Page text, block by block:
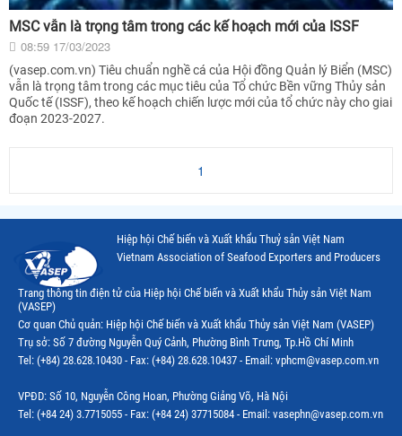
MSC vẫn là trọng tâm trong các kế hoạch mới của ISSF
08:59 17/03/2023
(vasep.com.vn) Tiêu chuẩn nghề cá của Hội đồng Quản lý Biển (MSC)
vẫn là trọng tâm trong các mục tiêu của Tổ chức Bền vững Thủy sản
Quốc tế (ISSF), theo kế hoạch chiến lược mới của tổ chức này cho giai
đoạn 2023-2027.
1
Hiệp hội Chế biến và Xuất khẩu Thuỷ sản Việt Nam
Vietnam Association of Seafood Exporters and Producers
Trang thông tin điện tử của Hiệp hội Chế biến và Xuất khẩu Thủy sản Việt Nam
(VASEP)
Cơ quan Chủ quản: Hiệp hội Chế biến và Xuất khẩu Thủy sản Việt Nam (VASEP)
Trụ sở: Số 7 đường Nguyễn Quý Cảnh, Phường Bình Trưng, Tp.Hồ Chí Minh
Tel: (+84) 28.628.10430 - Fax: (+84) 28.628.10437 - Email: vphcm@vasep.com.vn
VPĐD: Số 10, Nguyễn Công Hoan, Phường Giảng Võ, Hà Nội
Tel: (+84 24) 3.7715055 - Fax: (+84 24) 37715084 - Email: vasephn@vasep.com.vn